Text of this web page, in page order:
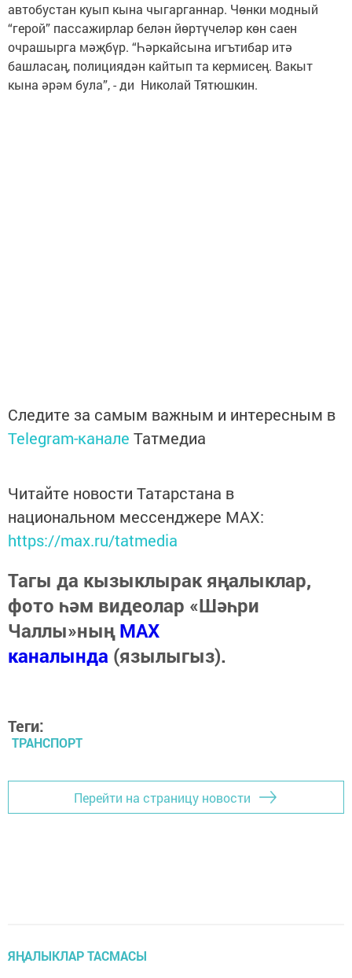
автобустан куып кына чыгарганнар. Чөнки модный
“герой” пассажирлар белән йөртүчеләр көн саен
очрашырга мәҗбүр. “Һәркайсына игътибар итә
башласаң, полициядән кайтып та кермисең. Вакыт
кына әрәм була”, - ди Николай Тятюшкин.
Следите за самым важным и интересным в
Telegram-канале Татмедиа
Читайте новости Татарстана в
национальном мессенджере MАХ:
https://max.ru/tatmedia
Тагы да кызыклырак яңалыклар,
фото һәм видеолар «Шәһри
Чаллы»ныңMAX
каналында (язылыгыз).
Теги:
ТРАНСПОРТ
Перейти на страницу новости
ЯҢАЛЫКЛАР ТАСМАСЫ